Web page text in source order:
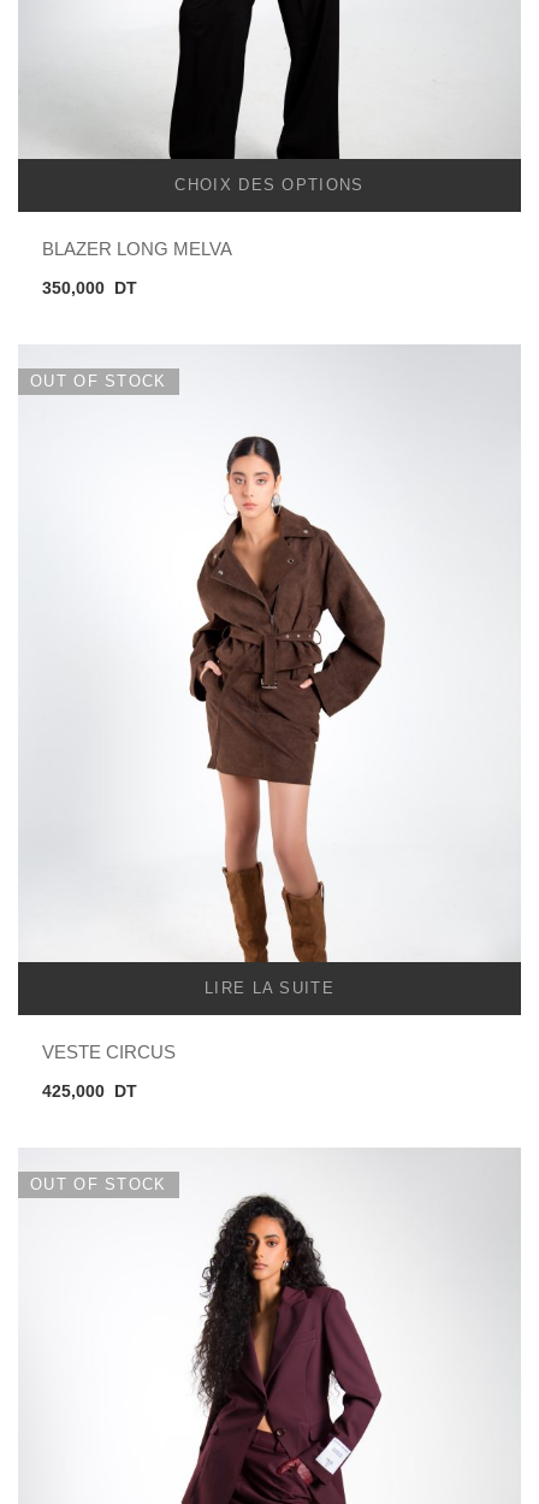
CHOIX DES OPTIONS
BLAZER LONG MELVA
350,000 DT
OUT OF STOCK
LIRE LA SUITE
VESTE CIRCUS
425,000 DT
OUT OF STOCK